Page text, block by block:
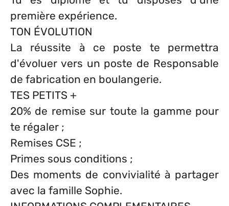
première expérience.
TON ÉVOLUTION
La réussite à ce poste te permettra
d'évoluer vers un poste de Responsable
de fabrication en boulangerie.
TES PETITS +
20% de remise sur toute la gamme pour
te régaler ;
Remises CSE ;
Primes sous conditions ;
Des moments de convivialité à partager
avec la famille Sophie.